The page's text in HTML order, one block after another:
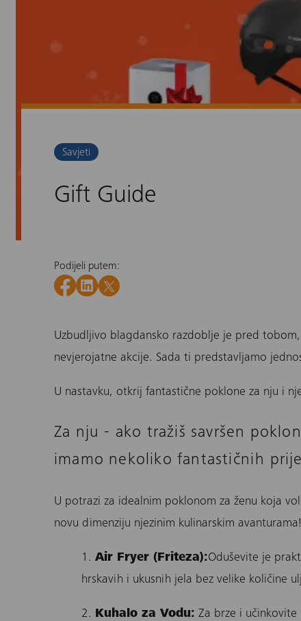
Savjeti
Gift Guide
Podijeli putem:
Uzbudljivo blagdansko razdoblje je pred
nevjerojatne akcije. Sada ti predstavljamo
U nastavku, otkrij fantastične poklone za nju i
Za nju - ako tražiš savršen
imamo nekoliko fantastičnih
U potrazi za idealnim poklonom za ženu koja
novu dimenziju njezinim kulinarskim avanturama!
1. Air Fryer (Friteza):Oduševite je
hrskavih i ukusnih jela bez velike količine
2. Kuhalo za Vodu: Za brze i